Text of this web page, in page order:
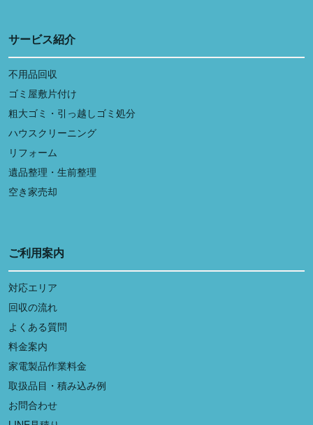
サービス紹介
不用品回収
ゴミ屋敷片付け
粗大ゴミ・引っ越しゴミ処分
ハウスクリーニング
リフォーム
遺品整理・生前整理
空き家売却
ご利用案内
対応エリア
回収の流れ
よくある質問
料金案内
家電製品作業料金
取扱品目・積み込み例
お問合わせ